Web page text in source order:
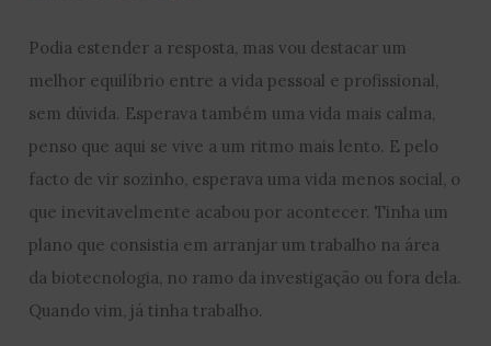
Podia estender a resposta, mas vou destacar um
melhor equilíbrio entre a vida pessoal e profissional,
sem dúvida. Esperava também uma vida mais calma,
penso que aqui se vive a um ritmo mais lento. E pelo
facto de vir sozinho, esperava uma vida menos social, o
que inevitavelmente acabou por acontecer. Tinha um
plano que consistia em arranjar um trabalho na área
da biotecnologia, no ramo da investigação ou fora dela.
Quando vim, já tinha trabalho.